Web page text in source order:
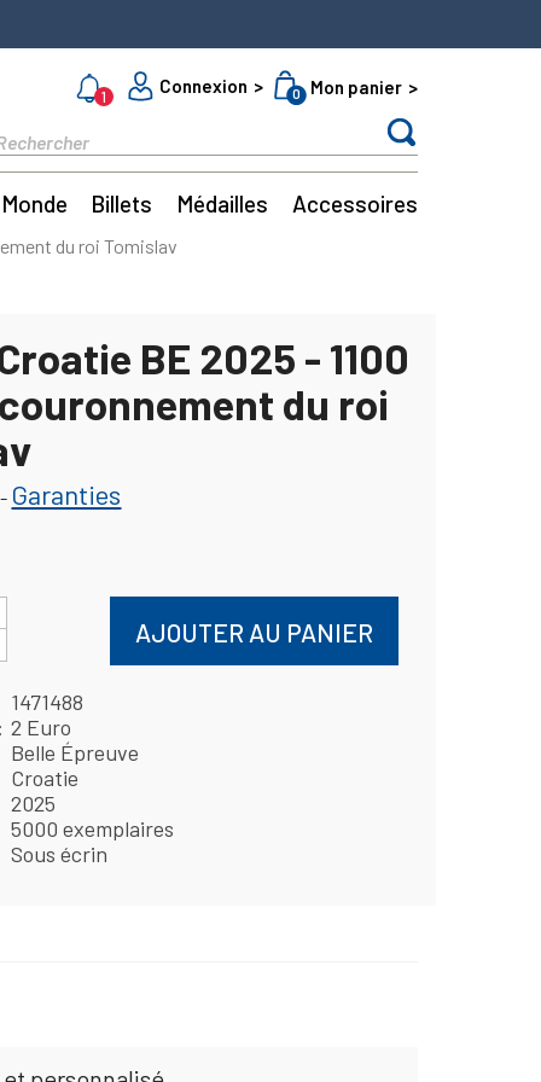
1
Connexion 0 Mon panier
Monde Billets Médailles Accessoires
du roi Tomislav
BE 2025 - 1100
du roi
- Garanties
AJOUTER AU PANIER
1471488
2 Euro
Belle Épreuve
Croatie
2025
5000 exemplaires
Sous écrin